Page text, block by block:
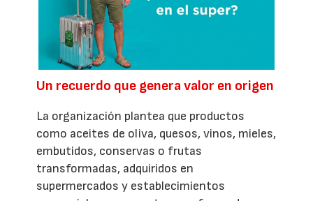
Un recuerdo que genera valor en origen
La organización plantea que productos
como aceites de oliva, quesos, vinos, mieles,
embutidos, conservas o frutas
transformadas, adquiridos en
supermercados y establecimientos